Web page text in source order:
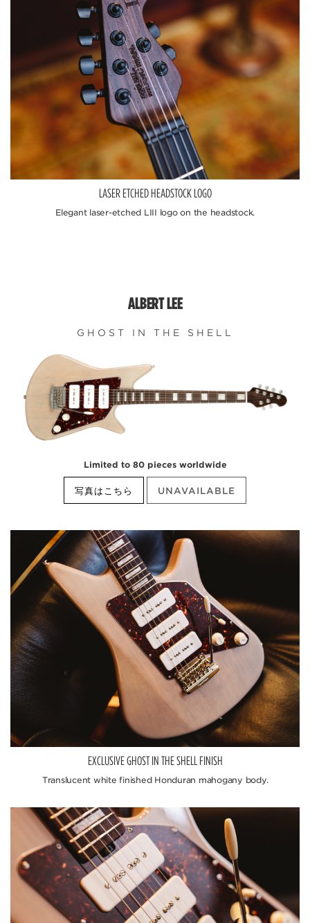
LASER ETCHED HEADSTOCK LOGO
Elegant laser-etched LIII logo on the headstock.
ALBERT LEE
GHOST IN THE SHELL
Limited to 80 pieces worldwide
写真はこちら UNAVAILABLE
EXCLUSIVE GHOST IN THE SHELL FINISH
Translucent white finished Honduran mahogany body.